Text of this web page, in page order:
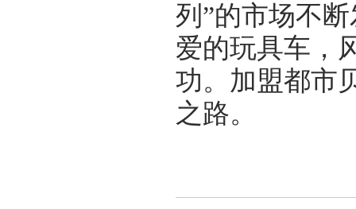
列”的市场不
爱的玩具车，
功。加盟都市
之路。